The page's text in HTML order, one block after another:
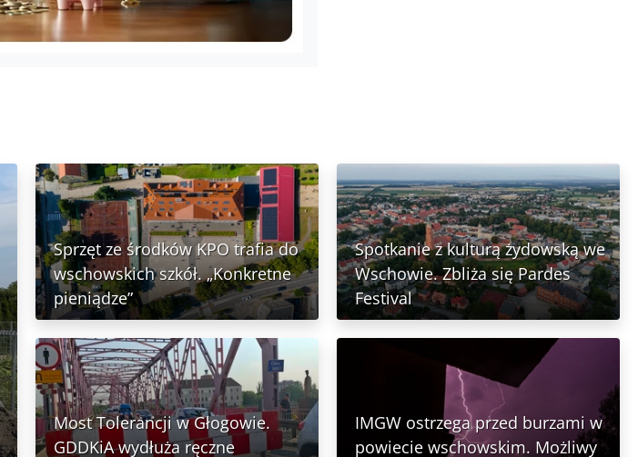
Sprzęt ze środków KPO trafia do
wschowskich szkół. „Konkretne
pieniądze”
Spotkanie z kulturą żydowską we
Wschowie. Zbliża się Pardes
Festival
Most Tolerancji w Głogowie.
GDDKiA wydłuża ręczne
IMGW ostrzega przed burzami w
powiecie wschowskim. Możliwy